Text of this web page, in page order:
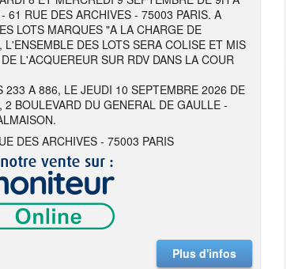
61 RUE DES ARCHIVES - 75003 PARIS. A
LOTS MARQUES "A LA CHARGE DE
L'ENSEMBLE DES LOTS SERA COLISE ET MIS
L'ACQUEREUR SUR RDV DANS LA COUR
233 A 886, LE JEUDI 10 SEPTEMBRE 2026 DE
2 BOULEVARD DU GENERAL DE GAULLE -
DES ARCHIVES - 75003 PARIS
Plus d'infos